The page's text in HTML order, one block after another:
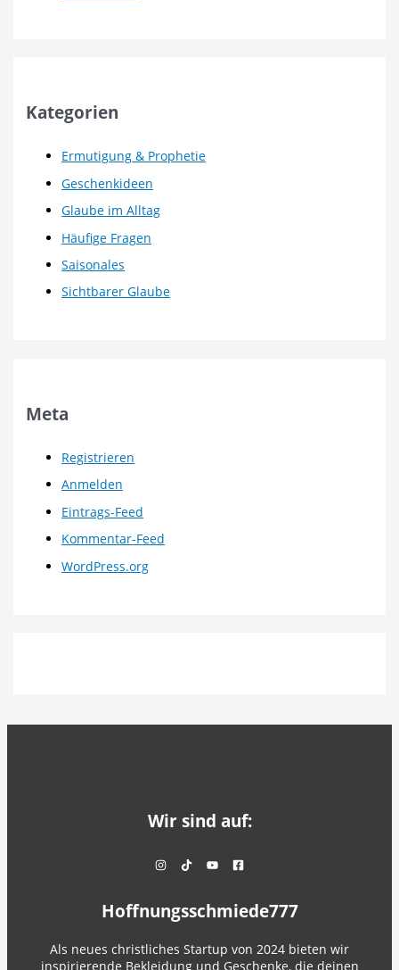
Kategorien
Ermutigung & Prophetie
Geschenkideen
Glaube im Alltag
Häufige Fragen
Saisonales
Sichtbarer Glaube
Meta
Registrieren
Anmelden
Eintrags-Feed
Kommentar-Feed
WordPress.org
Wir sind auf:
Hoffnungsschmiede777
Als neues christliches Startup von 2024 bieten wir
inspirierende Bekleidung und Geschenke, die deinen